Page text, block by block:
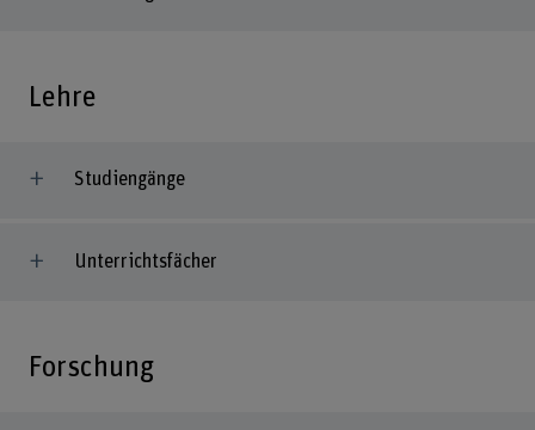
Lehre
Studiengänge
Unterrichtsfächer
Forschung